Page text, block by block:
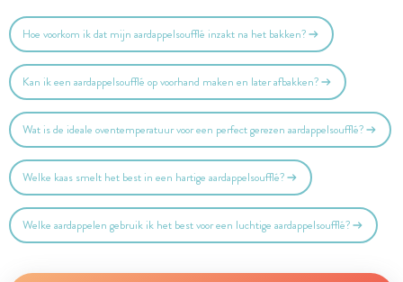
Hoe voorkom ik dat mijn aardappelsoufflé inzakt na het bakken?
Kan ik een aardappelsoufflé op voorhand maken en later afbakken?
Wat is de ideale oventemperatuur voor een perfect gerezen aardappelsoufflé?
Welke kaas smelt het best in een hartige aardappelsoufflé?
Welke aardappelen gebruik ik het best voor een luchtige aardappelsoufflé?